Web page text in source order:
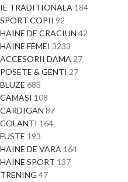
IE TRADITIONALA 184
SPORT COPII 92
HAINE DE CRACIUN 42
HAINE FEMEI 3233
ACCESORII DAMA 27
POSETE & GENTI 27
BLUZE 683
CAMASI 108
CARDIGAN 87
COLANTI 164
FUSTE 193
HAINE DE VARA 164
HAINE SPORT 137
TRENING 47